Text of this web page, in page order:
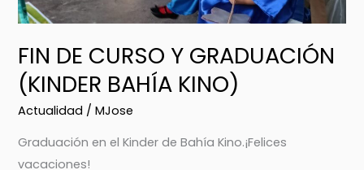
FIN DE CURSO Y GRADUACIÓN
(KINDER BAHÍA KINO)
Actualidad /MJose
Graduación en el Kinder de Bahía Kino.¡Felices
vacaciones!